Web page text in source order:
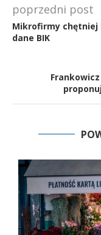
poprzedni post
Mikrofirmy chętniej
dane BIK